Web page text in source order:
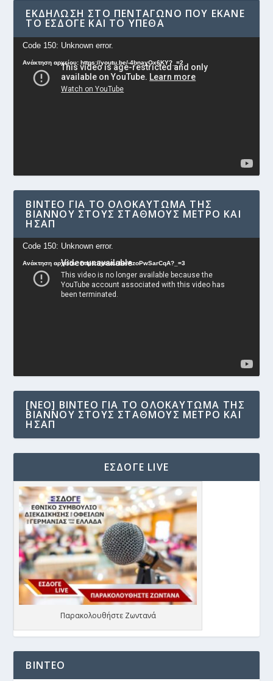
ΕΚΔΉΛΩΣΗ ΣΤΟ ΠΕΝΤΆΓΩΝΟ ΠΟΥ ΈΚΑΝΕ
ΤΟ ΕΣΔΟΓΕ ΚΑΙ ΤΟ ΥΠΕΘΑ
Πρόγραμμα
Αναπαραγωγής
Βίντεο
Code 150: Unknown error.
Ανάκτηση αρχείου: https://youtu.be/-4bnayOx6KY?_=2
ΒΊΝΤΕΟ ΓΙΑ ΤΟ ΟΛΟΚΑΎΤΩΜΑ ΤΗΣ
ΒΙΆΝΝΟΥ ΣΤΟΥΣ ΣΤΑΘΜΟΎΣ ΜΕΤΡΟ ΚΑΙ
ΗΣΑΠ
Πρόγραμμα
Αναπαραγωγής
Βίντεο
Code 150: Unknown error.
Ανάκτηση αρχείου: https://youtu.be/AzoPwSarCqA?_=3
[NEO] ΒΊΝΤΕΟ ΓΙΑ ΤΟ ΟΛΟΚΑΎΤΩΜΑ ΤΗΣ
ΒΙΆΝΝΟΥ ΣΤΟΥΣ ΣΤΑΘΜΟΎΣ ΜΕΤΡΟ ΚΑΙ
ΗΣΑΠ
ΕΣΔΟΓΕ LIVE
Παρακολουθήστε Ζωντανά
ΒΙΝΤΕΟ